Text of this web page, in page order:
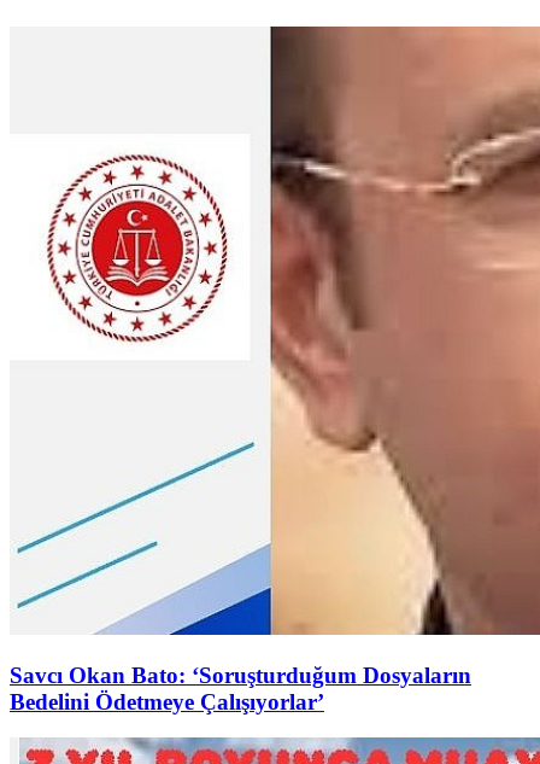
Savcı Okan Bato: ‘Soruşturduğum Dosyaların
Bedelini Ödetmeye Çalışıyorlar’